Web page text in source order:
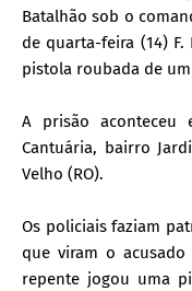
Batalhão sob o
de quarta-feira (14) F.
pistola roubada de
A prisão aconteceu
Cantuária, bairro
Velho (RO).
Os policiais faziam
que viram o
repente jogou uma